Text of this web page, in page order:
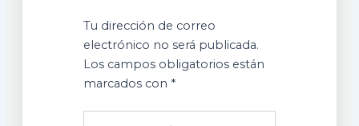
Tu dirección de correo
electrónico no será publicada.
Los campos obligatorios están
marcados con *